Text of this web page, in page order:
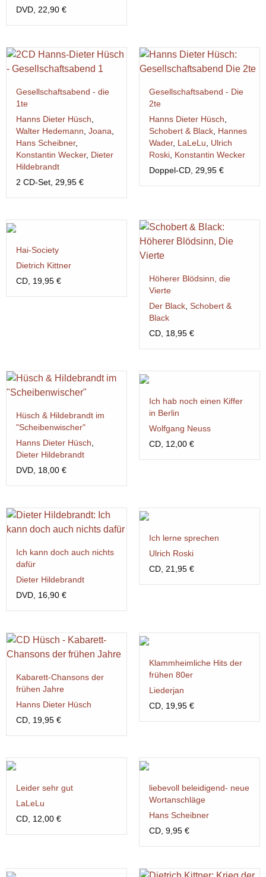
DVD, 22,90 €
Gesellschaftsabend - die
1te
Hanns Dieter Hüsch
Walter Hedemann Joana
Hans Scheibner,
Konstantin Wecker, Dieter
Hildebrandt
2 CD-Set, 29,95 €
Gesellschaftsabend - Die
2te
Hanns Dieter Hüsch
Schobert & Black Hannes
Wader, LaLeLu
Ulrich
Roski Konstantin Wecker
Doppel-CD, 29,95 €
Hai-Society
Dietrich Kittner
CD, 19,95 €
Höherer Blödsinn, die
Vierte
Der Black Schobert &
Black
CD, 18,95 €
Hüsch & Hildebrandt im
"Scheibenwischer"
Hanns Dieter Hüsch
Dieter Hildebrandt
DVD, 18,00 €
Ich hab noch einen Kiffer
in Berlin
Wolfgang Neuss
CD, 12,00 €
Ich kann doch auch nichts
dafür
Dieter Hildebrandt
DVD, 16,90 €
Ich lerne sprechen
Ulrich Roski
CD, 21,95 €
Kabarett-Chansons der
frühen Jahre
Hanns Dieter Hüsch
CD, 19,95 €
Klammheimliche Hits der
frühen 80er
Liederjan
CD, 19,95 €
Leider sehr gut
LaLeLu
CD, 12,00 €
liebevoll beleidigend- neue
Wortanschläge
Hans Scheibner
CD, 9,95 €